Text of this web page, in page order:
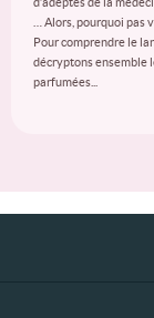
… Alors, pourquoi pas
Pour comprendre le
décryptons ensemble
parfumées...